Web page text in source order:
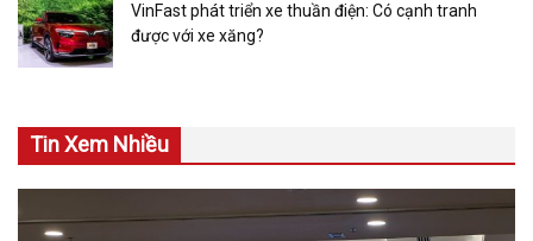
VinFast phát triển xe thuần điện: Có cạnh tranh
được với xe xăng?
Tin Xem Nhiều